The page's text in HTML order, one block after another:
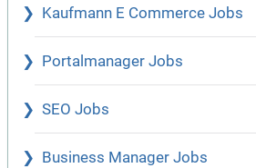
Kaufmann E Commerce Jobs
Portalmanager Jobs
SEO Jobs
Business Manager Jobs